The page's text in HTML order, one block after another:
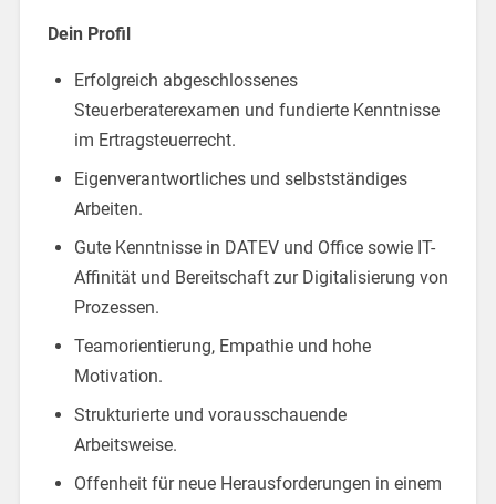
Dein Profil
Erfolgreich abgeschlossenes
Steuerberaterexamen und fundierte Kenntnisse
im Ertragsteuerrecht.
Eigenverantwortliches und selbstständiges
Arbeiten.
Gute Kenntnisse in DATEV und Office sowie IT-
Affinität und Bereitschaft zur Digitalisierung von
Prozessen.
Teamorientierung, Empathie und hohe
Motivation.
Strukturierte und vorausschauende
Arbeitsweise.
Offenheit für neue Herausforderungen in einem